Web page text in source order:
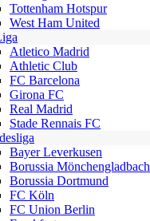
Tottenham Hotspur
West Ham United
Atletico Madrid
Athletic Club
FC Barcelona
Girona FC
Real Madrid
Stade Rennais FC
Bayer Leverkusen
Borussia Mönchengladbach
Borussia Dortmund
FC Köln
FC Union Berlin